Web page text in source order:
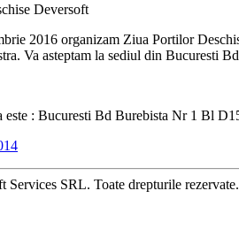
Deversoft
2016 organizam Ziua Portilor
Va asteptam la sediul din Bucuresti
este : Bucuresti Bd Burebista Nr 1 Bl
Services SRL. Toate drepturile rezervate.